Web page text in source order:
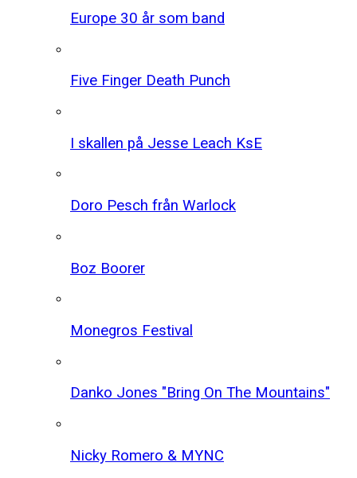
Europe 30 år som band
Five Finger Death Punch
I skallen på Jesse Leach KsE
Doro Pesch från Warlock
Boz Boorer
Monegros Festival
Danko Jones "Bring On The Mountains"
Nicky Romero & MYNC